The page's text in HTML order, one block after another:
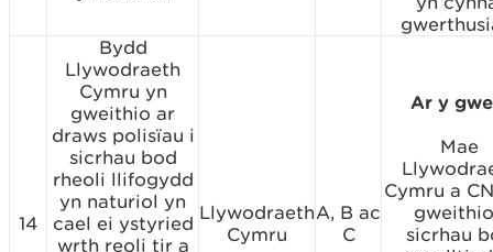
14
Bydd
Llywodraeth
Cymru yn
gweithio ar
draws polisïau i
sicrhau bod
rheoli llifogydd
yn naturiol yn
cael ei ystyried
wrth reoli tir a
Llywodraeth
Cymru
A, B ac
C
Ar y
Mae
Cymru a
sicrhau